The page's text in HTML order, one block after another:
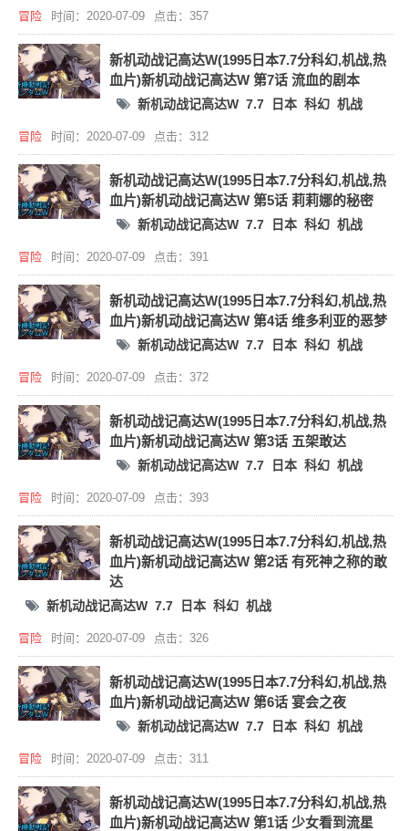
冒险 时间：2020-07-09 点击：357
新机动战记高达W(1995日本7.7分科幻,机战,热
血片)新机动战记高达W 第7话 流血的剧本
新机动战记高达W 7.7 日本 科幻 机战
冒险 时间：2020-07-09 点击：312
新机动战记高达W(1995日本7.7分科幻,机战,热
血片)新机动战记高达W 第5话 莉莉娜的秘密
新机动战记高达W 7.7 日本 科幻 机战
冒险 时间：2020-07-09 点击：391
新机动战记高达W(1995日本7.7分科幻,机战,热
血片)新机动战记高达W 第4话 维多利亚的恶梦
新机动战记高达W 7.7 日本 科幻 机战
冒险 时间：2020-07-09 点击：372
新机动战记高达W(1995日本7.7分科幻,机战,热
血片)新机动战记高达W 第3话 五架敢达
新机动战记高达W 7.7 日本 科幻 机战
冒险 时间：2020-07-09 点击：393
新机动战记高达W(1995日本7.7分科幻,机战,热
血片)新机动战记高达W 第2话 有死神之称的敢
达
新机动战记高达W 7.7 日本 科幻 机战
冒险 时间：2020-07-09 点击：326
新机动战记高达W(1995日本7.7分科幻,机战,热
血片)新机动战记高达W 第6话 宴会之夜
新机动战记高达W 7.7 日本 科幻 机战
冒险 时间：2020-07-09 点击：311
新机动战记高达W(1995日本7.7分科幻,机战,热
血片)新机动战记高达W 第1话 少女看到流星